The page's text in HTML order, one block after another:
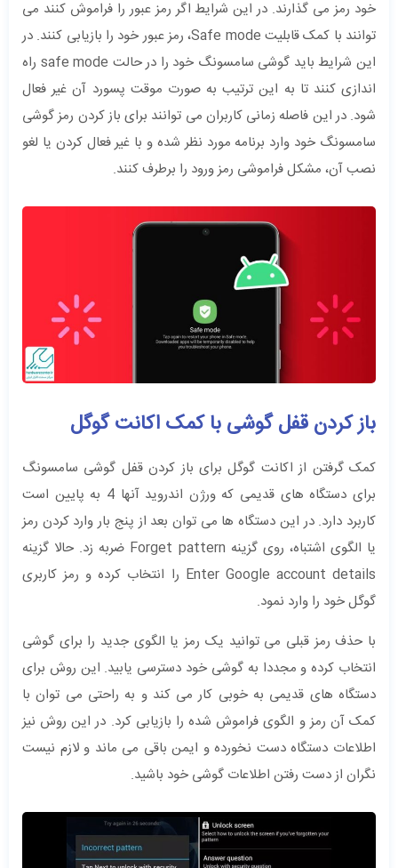
خود رمز می گذارند. در این شرایط اگر رمز عبور را فراموش کنند می
توانند با کمک قابلیت Safe mode، رمز عبور خود را بازیابی کنند. در
این شرایط باید گوشی سامسونگ خود را در حالت safe mode راه
اندازی کنند تا به این ترتیب به صورت موقت پسورد آن غیر فعال
شود. در این فاصله زمانی کاربران می توانند برای باز کردن رمز گوشی
سامسونگ خود وارد برنامه مورد نظر شده و با غیر فعال کردن یا لغو
نصب آن، مشکل فراموشی رمز ورود را برطرف کنند.
باز کردن قفل گوشی با کمک اکانت گوگل
کمک گرفتن از اکانت گوگل برای باز کردن قفل گوشی سامسونگ
برای دستگاه های قدیمی که ورژن اندروید آنها 4 به پایین است
کاربرد دارد. در این دستگاه ها می توان بعد از پنج بار وارد کردن رمز
یا الگوی اشتباه، روی گزینه Forget pattern ضربه زد. حالا گزینه
Enter Google account details را انتخاب کرده و رمز کاربری
گوگل خود را وارد نمود.
با حذف رمز قبلی می توانید یک رمز یا الگوی جدید را برای گوشی
انتخاب کرده و مجددا به گوشی خود دسترسی یابید. این روش برای
دستگاه های قدیمی به خوبی کار می کند و به راحتی می توان با
کمک آن رمز و الگوی فراموش شده را بازیابی کرد. در این روش نیز
اطلاعات دستگاه دست نخورده و ایمن باقی می ماند و لازم نیست
نگران از دست رفتن اطلاعات گوشی خود باشید.